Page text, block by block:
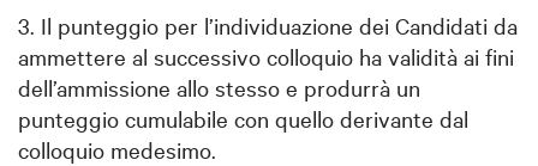
3. Il punteggio per l’individuazione dei Candidati da
ammettere al successivo colloquio ha validità ai fini
dell’ammissione allo stesso e produrrà un
punteggio cumulabile con quello derivante dal
colloquio medesimo.